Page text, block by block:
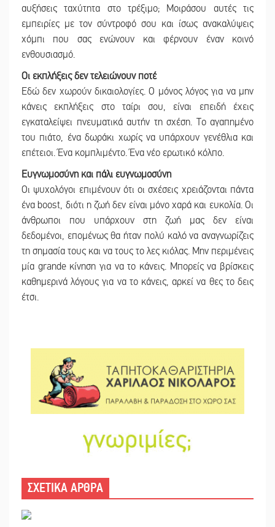
αυξήσεις ταχύτητα στο τρέξιμο; Μοιράσου αυτές τις
εμπειρίες με τον σύντροφό σου και ίσως ανακαλύψεις
χόμπι που σας ενώνουν και φέρνουν έναν κοινό
ενθουσιασμό.
Οι εκπλήξεις δεν τελειώνουν ποτέ
Εδώ δεν χωρούν δικαιολογίες. Ο μόνος λόγος για να μην
κάνεις εκπλήξεις στο ταίρι σου, είναι επειδή έχεις
εγκαταλείψει πνευματικά αυτήν τη σχέση. Το αγαπημένο
του πιάτο, ένα δωράκι χωρίς να υπάρχουν γενέθλια και
επέτειοι. Ένα κομπλιμέντο. Ένα νέο ερωτικό κόλπο.
Ευγνωμοσύνη και πάλι ευγνωμοσύνη
Οι ψυχολόγοι επιμένουν ότι οι σχέσεις χρειάζονται πάντα
ένα boost, διότι η ζωή δεν είναι μόνο χαρά και ευκολία. Οι
άνθρωποι που υπάρχουν στη ζωή μας δεν είναι
δεδομένοι, επομένως θα ήταν πολύ καλό να αναγνωρίζεις
τη σημασία τους και να τους το λες κιόλας. Μην περιμένεις
μία grande κίνηση για να το κάνεις. Μπορείς να βρίσκεις
καθημερινά λόγους για να το κάνεις, αρκεί να θες το δεις
έτσι.
ΣΧΕΤΙΚΑ ΑΡΘΡΑ